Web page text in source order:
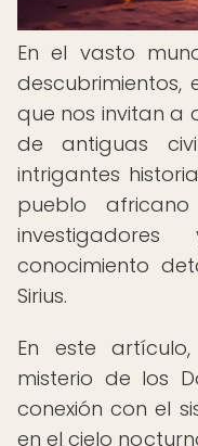
En el vasto
descubrimientos,
que nos invitan a
de antiguas
intrigantes
pueblo
conocimiento
Sirius.
En este
misterio de los
conexión con el
en el cielo